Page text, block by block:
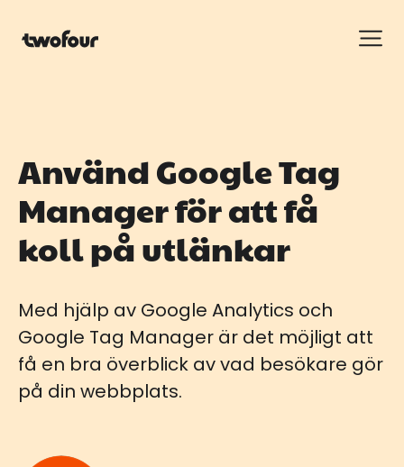
Använd Google Tag
Manager för att få
koll på utlänkar
Med hjälp av Google Analytics och
Google Tag Manager är det möjligt att
få en bra överblick av vad besökare gör
på din webbplats.